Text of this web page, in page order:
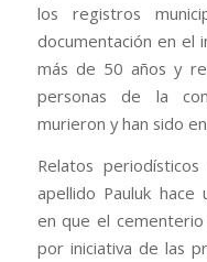
los registros
documentación en el
más de 50 años y
personas de la
murieron y han sido
Relatos
apellido Pauluk hace
en que el
por iniciativa de las